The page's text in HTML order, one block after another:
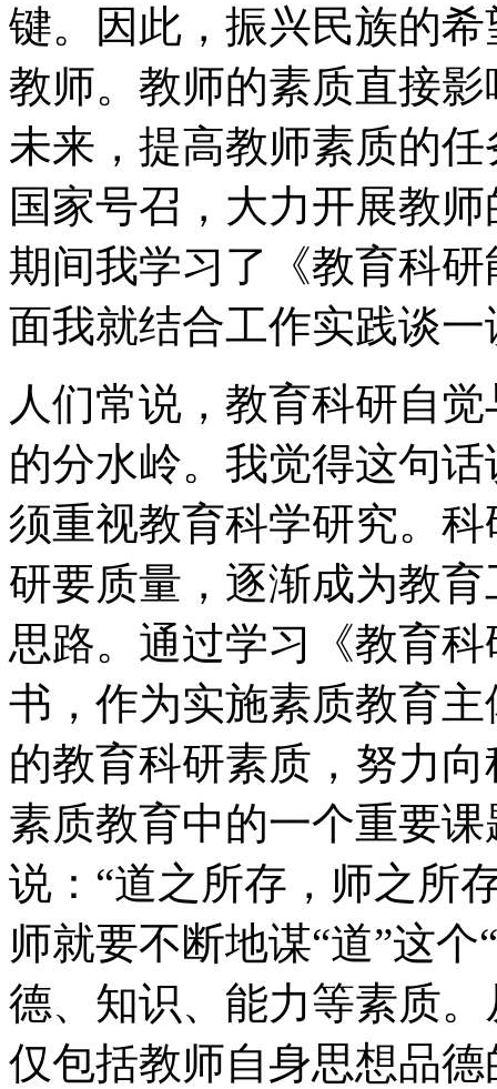
键。因此，振兴民族的
教师。教师的素质直接
未来，提高教师素质的
国家号召，大力开展教
期间我学习了《教育科
面我就结合工作实践谈
人们常说，教育科研自
的分水岭。我觉得这句
须重视教育科学研究。
研要质量，逐渐成为教
思路。通过学习《教育
书，作为实施素质教育
的教育科研素质，努力
素质教育中的一个重要
说：“道之所存，师之所
师就要不断地谋“道”这
德、知识、能力等素质
仅包括教师自身思想品